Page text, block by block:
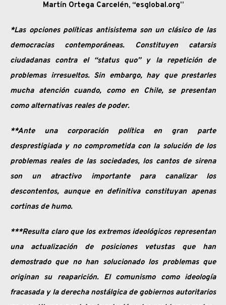
Martín Ortega Carcelén, “esglobal.org”
*Las opciones políticas antisistema son un clásico de las
democracias contemporáneas. Constituyen catarsis
ciudadanas contra el “status quo” y la repetición de
problemas irresueltos. Sin embargo, hay que prestarles
mucha atención cuando, como en Chile, se presentan
como alternativas reales de poder.
**Ante una corporación política en gran parte
desprestigiada y no comprometida con la solución de los
problemas reales de las sociedades, los cantos de sirena
son un atractivo importante para canalizar los
descontentos, aunque en definitiva constituyan apenas
cortinas de humo.
***Resulta claro que los extremos ideológicos representan
una actualización de posiciones vetustas que han
demostrado que no han solucionado los problemas que
originan su reaparición. El comunismo como ideología
fracasada y la derecha nostálgica de gobiernos autoritarios